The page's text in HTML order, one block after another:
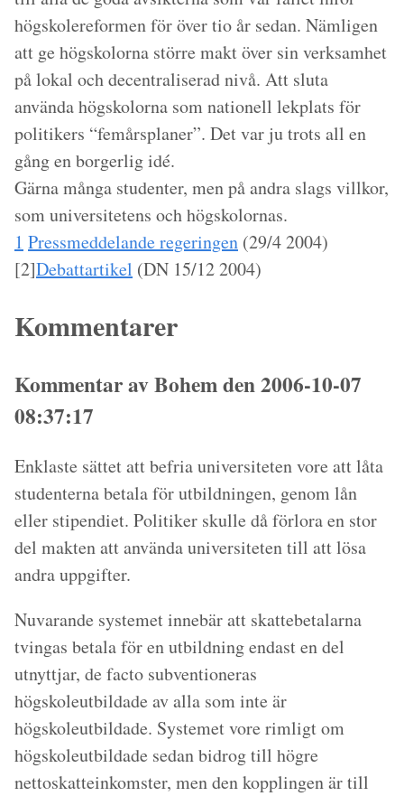
högskolereformen för över tio år sedan. Nämligen
att ge högskolorna större makt över sin verksamhet
på lokal och decentraliserad nivå. Att sluta
använda högskolorna som nationell lekplats för
politikers “femårsplaner”. Det var ju trots all en
gång en borgerlig idé.
Gärna många studenter, men på andra slags villkor,
som universitetens och högskolornas.
1 Pressmeddelande regeringen (29/4 2004)
[2]Debattartikel (DN 15/12 2004)
Kommentarer
Kommentar av Bohem den 2006-10-07
08:37:17
Enklaste sättet att befria universiteten vore att låta
studenterna betala för utbildningen, genom lån
eller stipendiet. Politiker skulle då förlora en stor
del makten att använda universiteten till att lösa
andra uppgifter.
Nuvarande systemet innebär att skattebetalarna
tvingas betala för en utbildning endast en del
utnyttjar, de facto subventioneras
högskoleutbildade av alla som inte är
högskoleutbildade. Systemet vore rimligt om
högskoleutbildade sedan bidrog till högre
nettoskatteinkomster, men den kopplingen är till